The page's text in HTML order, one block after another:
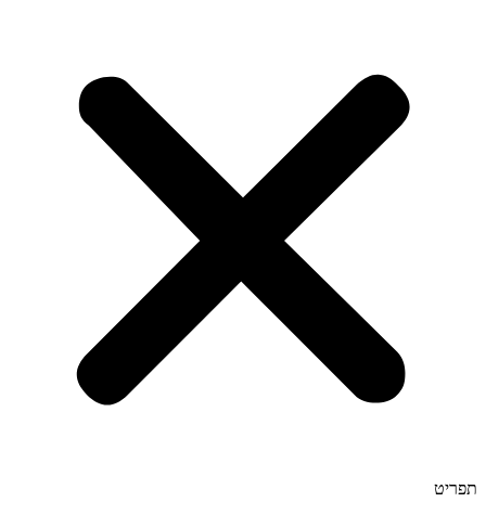
תפריט